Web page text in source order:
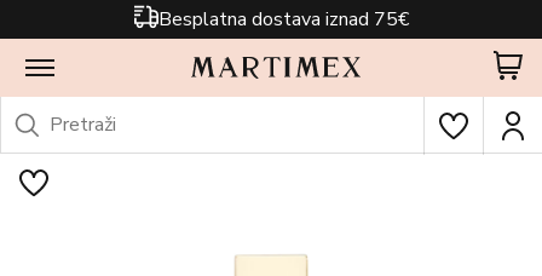
Besplatna dostava iznad 75€